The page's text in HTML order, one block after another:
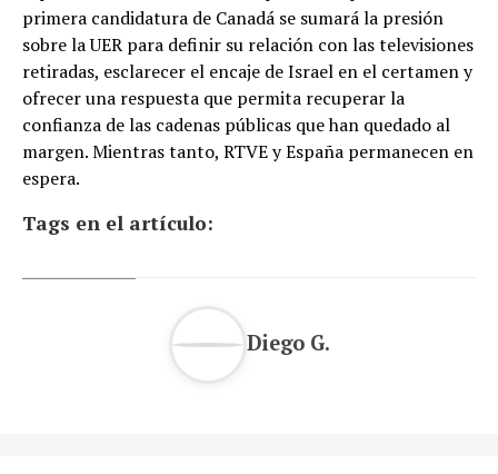
primera candidatura de Canadá se sumará la presión
sobre la UER para definir su relación con las televisiones
retiradas, esclarecer el encaje de Israel en el certamen y
ofrecer una respuesta que permita recuperar la
confianza de las cadenas públicas que han quedado al
margen. Mientras tanto, RTVE y España permanecen en
espera.
Tags en el artículo:
Diego G.